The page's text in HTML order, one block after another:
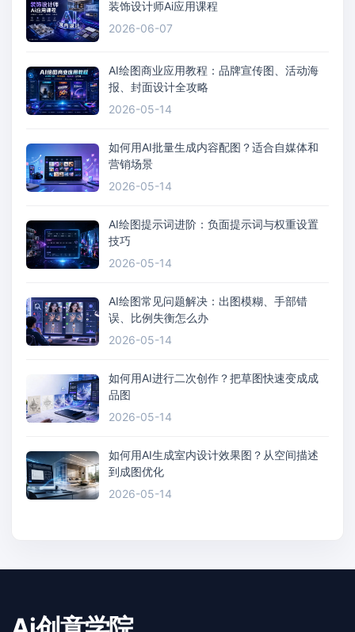
装饰设计师Ai应用课程
2026-06-07
AI绘图商业应用教程：品牌宣传图、活动海
报、封面设计全攻略
2026-05-14
如何用AI批量生成内容配图？适合自媒体和
营销场景
2026-05-14
AI绘图提示词进阶：负面提示词与权重设置
技巧
2026-05-14
AI绘图常见问题解决：出图模糊、手部错
误、比例失衡怎么办
2026-05-14
如何用AI进行二次创作？把草图快速变成成
品图
2026-05-14
如何用AI生成室内设计效果图？从空间描述
到成图优化
2026-05-14